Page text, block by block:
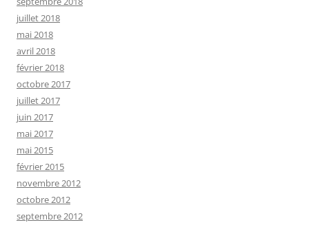
juillet 2018
mai 2018
avril 2018
février 2018
octobre 2017
juillet 2017
juin 2017
mai 2017
mai 2015
février 2015
novembre 2012
octobre 2012
septembre 2012